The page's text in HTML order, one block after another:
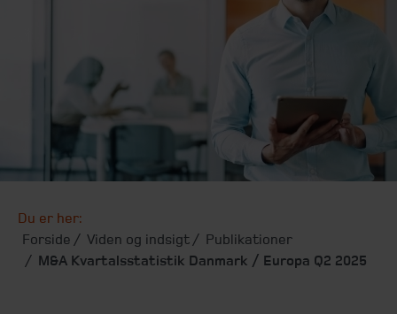
Du er her:
Forside
Viden og indsigt
Publikationer
M&A Kvartalsstatistik Danmark / Europa Q2 2025